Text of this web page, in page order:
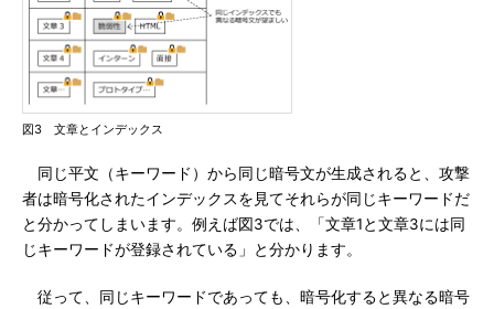
図3 文章とインデックス
同じ平文（キーワード）から同じ暗号文が生成されると、攻撃
者は暗号化されたインデックスを見てそれらが同じキーワードだ
と分かってしまいます。例えば図3では、「文章1と文章3には同
じキーワードが登録されている」と分かります。
従って、同じキーワードであっても、暗号化すると異なる暗号